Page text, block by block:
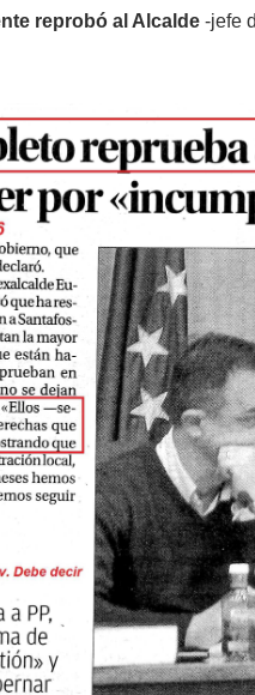
reprobó al Alcalde-jefe